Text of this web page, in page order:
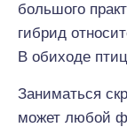
большого
гибрид
В обиходе
Заниматься
может любой